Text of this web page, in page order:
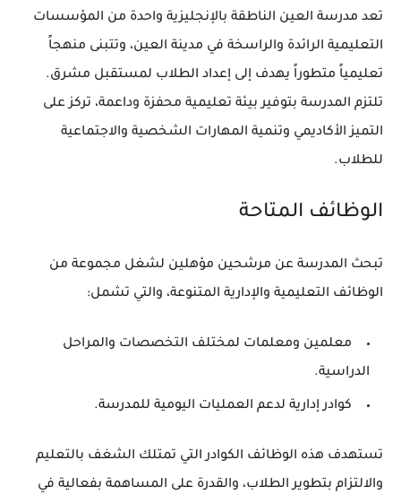
تعد مدرسة العين الناطقة بالإنجليزية واحدة من المؤسسات
التعليمية الرائدة والراسخة في مدينة العين، وتتبنى منهجاً
تعليمياً متطوراً يهدف إلى إعداد الطلاب لمستقبل مشرق.
تلتزم المدرسة بتوفير بيئة تعليمية محفزة وداعمة، تركز على
التميز الأكاديمي وتنمية المهارات الشخصية والاجتماعية
للطلاب.
الوظائف المتاحة
تبحث المدرسة عن مرشحين مؤهلين لشغل مجموعة من
الوظائف التعليمية والإدارية المتنوعة، والتي تشمل:
معلمين ومعلمات لمختلف التخصصات والمراحل
الدراسية.
كوادر إدارية لدعم العمليات اليومية للمدرسة.
تستهدف هذه الوظائف الكوادر التي تمتلك الشغف بالتعليم
والالتزام بتطوير الطلاب، والقدرة على المساهمة بفعالية في